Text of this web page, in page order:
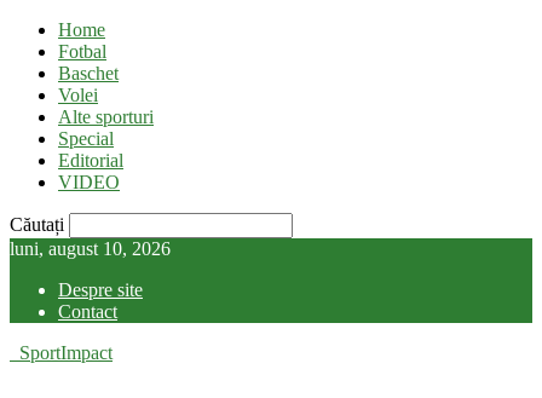
Home
Fotbal
Baschet
Volei
Alte sporturi
Special
Editorial
VIDEO
Căutați
luni, august 10, 2026
Despre site
Contact
SportImpact